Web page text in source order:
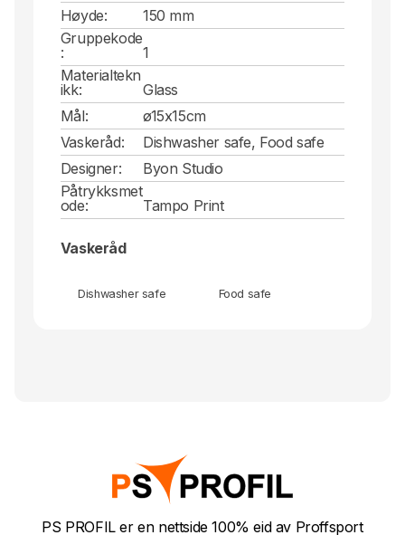
Høyde:
150 mm
Gruppekode
:
1
Materialtekn
ikk:
Glass
Mål:
ø15x15cm
Vaskeråd:
Dishwasher safe, Food safe
Designer:
Byon Studio
Påtrykksmet
ode:
Tampo Print
Vaskeråd
Dishwasher safe Food safe
PS PROFIL er en nettside 100% eid av Proffsport